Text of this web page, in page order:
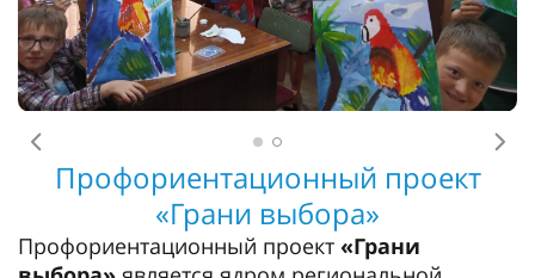
Предыдущее
Профориентационный проект
«Грани выбора»
Профориентационный проект «Грани